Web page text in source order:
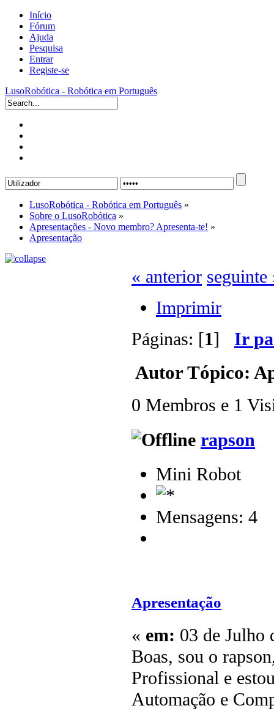
Início
Fórum
Ajuda
Pesquisa
Entrar
Registe-se
LusoRobótica - Robótica em Português
LusoRobótica - Robótica em Português »
Sobre o LusoRobótica »
Apresentações - Novo membro? Apresenta-te! »
Apresentação
« anterior seguinte
Imprimir
Páginas: [1] Ir
AutorTópico:
0 Membros e 1
rapson
Mini Robot
Mensagens: 4
Apresentação
« em: 03 de Julho
Boas, sou o
Profissional e
Automação e